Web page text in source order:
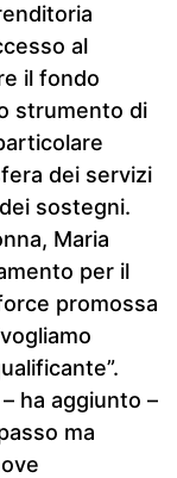
al
il fondo
strumento di
dei servizi
sostegni.
Maria
per il
promossa
ha aggiunto –
ma